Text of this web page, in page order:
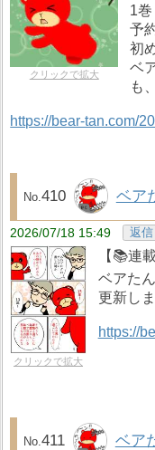
クリックで拡大
1巻
予
初
ベ
も
https://bear-tan.com/
410 ベア
2026/07/18 15:49 返信
クリックで拡大
【📚️連
ベアた
更新し
https://
411 ベア